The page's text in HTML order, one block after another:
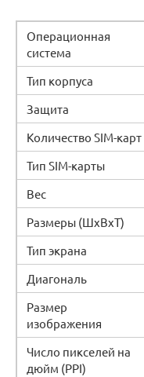
Операционная
система
Тип корпуса
Защита
Количество SIM-карт
Тип SIM-карты
Вес
Размеры (ШxВxТ)
Тип экрана
Диагональ
Размер
изображения
Число пикселей на
дюйм (PPI)